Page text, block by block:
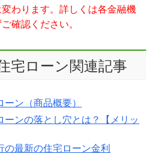
わります。詳しくは各金融機
確認ください。
宅ローン関連記事
ン（商品概要）
ーンの落とし穴とは？【メリッ
の最新の住宅ローン金利